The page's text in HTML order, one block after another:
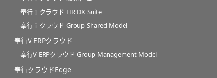
奉行ｉクラウド HR DX Suite
奉行ｉクラウド Group Shared Model
奉行V ERPクラウド
奉行V ERPクラウド Group Management Model
奉行クラウドEdge